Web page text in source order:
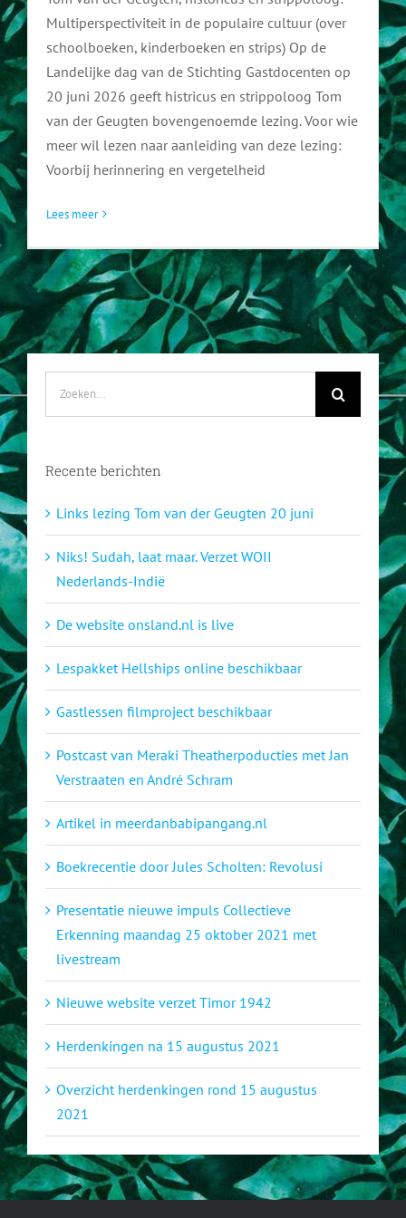
Multiperspectiviteit in de populaire cultuur (over
schoolboeken, kinderboeken en strips) Op de
Landelijke dag van de Stichting Gastdocenten op
20 juni 2026 geeft histricus en strippoloog Tom
van der Geugten bovengenoemde lezing. Voor wie
meer wil lezen naar aanleiding van deze lezing:
Voorbij herinnering en vergetelheid
Lees meer
Recente berichten
Links lezing Tom van der Geugten 20 juni
Niks! Sudah, laat maar. Verzet WOII
Nederlands-Indië
De website onsland.nl is live
Lespakket Hellships online beschikbaar
Gastlessen filmproject beschikbaar
Postcast van Meraki Theatherpoducties met Jan
Verstraaten en André Schram
Artikel in meerdanbabipangang.nl
Boekrecentie door Jules Scholten: Revolusi
Presentatie nieuwe impuls Collectieve
Erkenning maandag 25 oktober 2021 met
livestream
Nieuwe website verzet Timor 1942
Herdenkingen na 15 augustus 2021
Overzicht herdenkingen rond 15 augustus
2021